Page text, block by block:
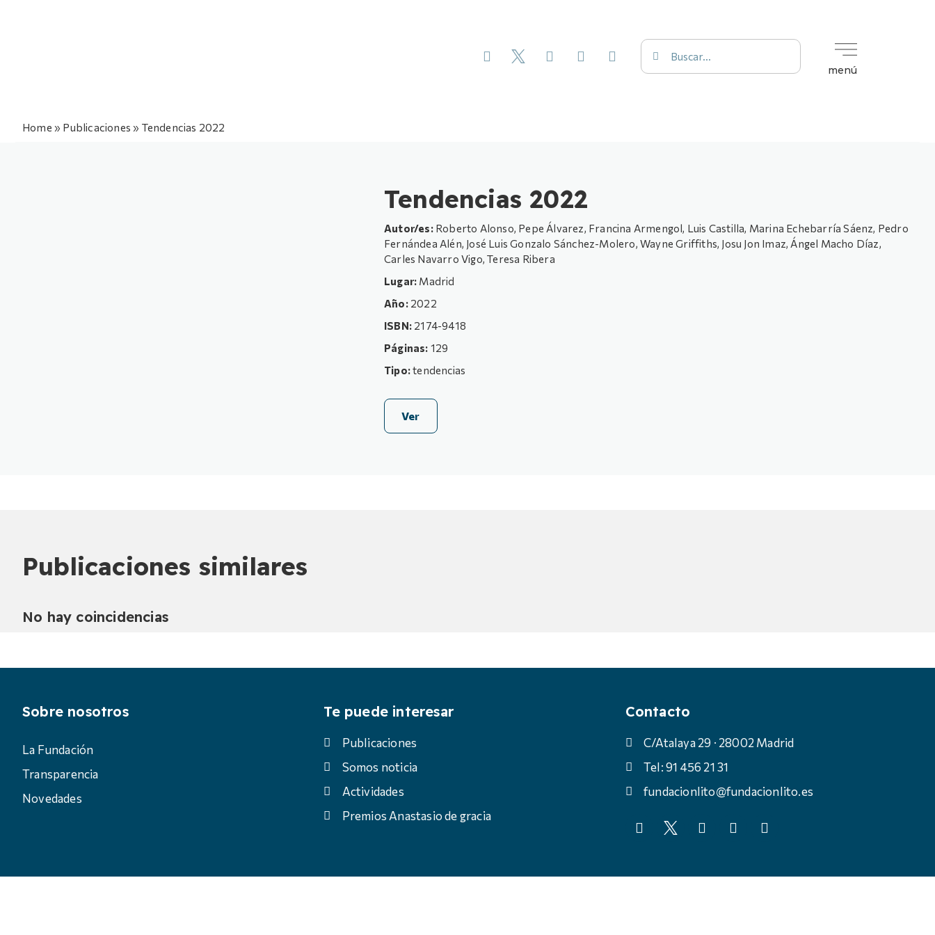
menú
Home » Publicaciones » Tendencias 2022
Tendencias 2022
Autor/es:Roberto Alonso, Pepe Álvarez, Francina Armengol, Luis Castilla, Marina Echebarría Sáenz, Pedro
Fernándea Alén, José Luis Gonzalo Sánchez-Molero, Wayne Griffiths, Josu Jon Imaz, Ángel Macho Díaz,
Carles Navarro Vigo, Teresa Ribera
Lugar: Madrid
Año:2022
ISBN: 2174-9418
Páginas: 129
Tipo:tendencias
Ver
Publicaciones similares
No hay coincidencias
Sobre nosotros
La Fundación
Transparencia
Novedades
Te puede interesar
Publicaciones
Somos noticia
Actividades
Premios Anastasio de gracia
Contacto
C/Atalaya 29 · 28002 Madrid
Tel: 91 456 21 31
fundacionlito@fundacionlito.es